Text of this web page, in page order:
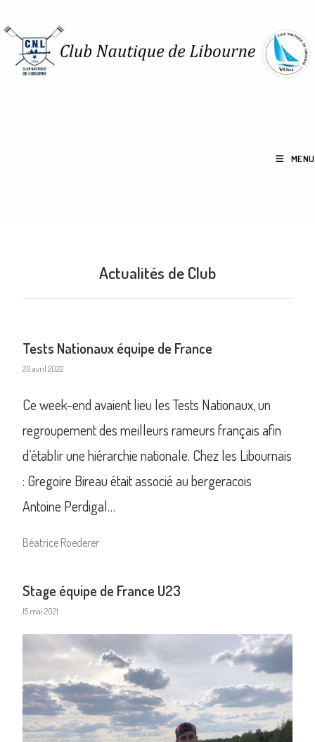
MENU
Actualités de Club
Tests Nationaux équipe de France
20 avril 2022
Ce week-end avaient lieu les Tests Nationaux, un
regroupement des meilleurs rameurs français afin
d’établir une hiérarchie nationale. Chez les Libournais
: Gregoire Bireau était associé au bergeracois
Antoine Perdigal…
Béatrice Roederer
Stage équipe de France U23
15 mai 2021